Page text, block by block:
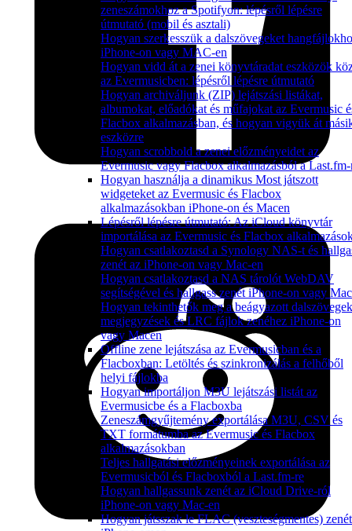
zeneszámokhoz a Spotifyon: lépésről lépésre
útmutató (mobil és asztali)
Hogyan szerkesszük a dalszövegeket
iPhone-on vagy MAC-en
Hogyan vidd át a zenei könyvtáradat eszközök
az Evermusicben: lépésről lépésre útmutató
Hogyan archiváljunk (ZIP) lejátszási listákat,
albumokat, előadókat és műfajokat az Evermusic
Flacbox alkalmazásban, és hogyan vigyük át
eszközre
Hogyan scrobbold a zenei előzményeidet az
Evermusic vagy Flacbox alkalmazásból a Last.fm-
Hogyan használja a dinamikus Most játszott
widgeteket az Evermusic és Flacbox
alkalmazásokban iPhone-on és Macen
Lépésről lépésre útmutató: Az iCloud könyvtár
importálása az Evermusic és Flacbox
Hogyan csatlakoztasd a Synology NAS-t és
zenét az iPhone-on vagy Mac-en
Hogyan csatlakoztasd a NAS tárolót WebDAV
segítségével és hallgass zenét iPhone-on vagy
Hogyan tekinthetők meg a beágyazott
megjegyzések és LRC fájlok zenéhez iPhone-on
vagy Macen
Offline zene lejátszása az Evermusicban és a
Flacboxban: Letöltés és szinkronizálás a felhőből
helyi fájlokba
Hogyan importáljon M3U lejátszási listát az
Evermusicbe és a Flacboxba
Zeneszámgyűjtemény exportálása M3U, CSV és
TXT formátumba az Evermusic és Flacbox
alkalmazásokban
Teljes hallgatási előzményeinek exportálása az
Evermusicból és Flacboxból a Last.fm-re
Hogyan hallgassunk zenét az iCloud Drive-ról
iPhone-on vagy Mac-en
Hogyan játsszak le FLAC (veszteségmentes)